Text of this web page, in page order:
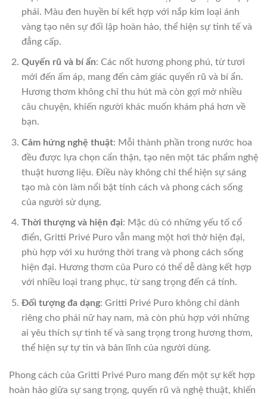
phái. Màu đen huyền bí kết hợp với nắp kim loại ánh
vàng tạo nên sự đối lập hoàn hảo, thể hiện sự tinh tế và
đẳng cấp.
Quyến rũ và bí ẩn: Các nốt hương phong phú, từ tươi
mới đến ấm áp, mang đến cảm giác quyến rũ và bí ẩn.
Hương thơm không chỉ thu hút mà còn gợi mở nhiều
câu chuyện, khiến người khác muốn khám phá hơn về
bạn.
Cảm hứng nghệ thuật: Mỗi thành phần trong nước hoa
đều được lựa chọn cẩn thận, tạo nên một tác phẩm nghệ
thuật hương liệu. Điều này không chỉ thể hiện sự sáng
tạo mà còn làm nổi bật tính cách và phong cách sống
của người sử dụng.
Thời thượng và hiện đại: Mặc dù có những yếu tố cổ
điển, Gritti Privé Puro vẫn mang một hơi thở hiện đại,
phù hợp với xu hướng thời trang và phong cách sống
hiện đại. Hương thơm của Puro có thể dễ dàng kết hợp
với nhiều loại trang phục, từ sang trọng đến cá tính.
Đối tượng đa dạng: Gritti Privé Puro không chỉ dành
riêng cho phái nữ hay nam, mà còn phù hợp với những
ai yêu thích sự tinh tế và sang trọng trong hương thơm,
thể hiện sự tự tin và bản lĩnh của người dùng.
Phong cách của Gritti Privé Puro mang đến một sự kết hợp
hoàn hảo giữa sự sang trọng, quyến rũ và nghệ thuật, khiến